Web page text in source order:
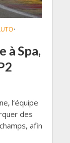
•
à Spa,
l’équipe
des
afin